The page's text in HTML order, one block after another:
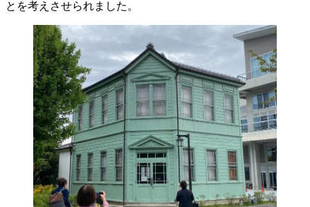
とを考えさせられました。